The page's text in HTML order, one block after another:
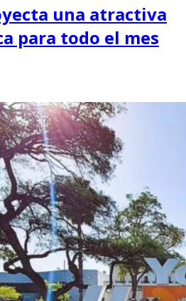
una atractiva
para todo el mes